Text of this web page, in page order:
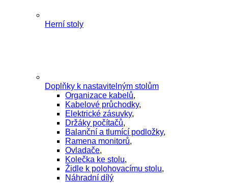
Herní stoly
Doplňky k nastavitelným stolům
Organizace kabelů,
Kabelové průchodky,
Elektrické zásuvky,
Držáky počítačů,
Balanční a tlumící podložky,
Ramena monitorů,
Ovladače,
Kolečka ke stolu,
Židle k polohovacímu stolu,
Náhradní dílý